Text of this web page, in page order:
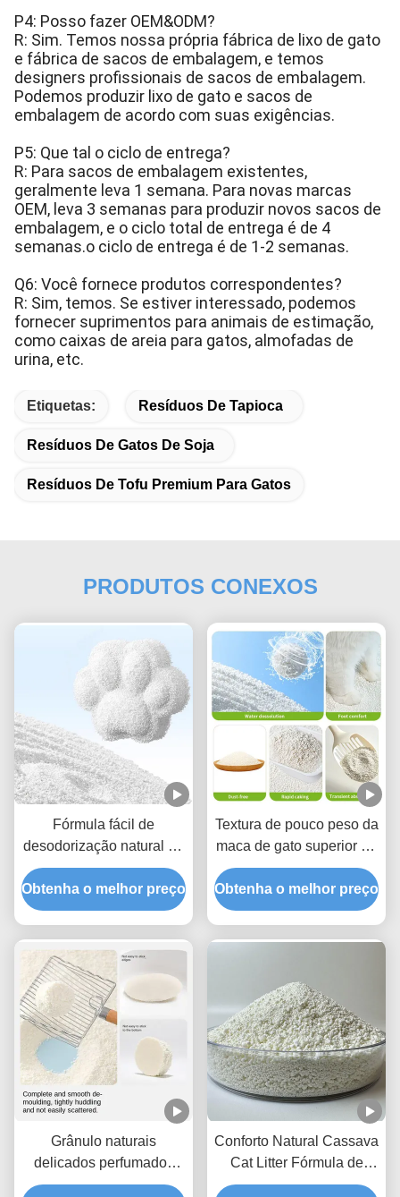
P4: Posso fazer OEM&ODM?
R: Sim. Temos nossa própria fábrica de lixo de gato
e fábrica de sacos de embalagem, e temos
designers profissionais de sacos de embalagem.
Podemos produzir lixo de gato e sacos de
embalagem de acordo com suas exigências.
P5: Que tal o ciclo de entrega?
R: Para sacos de embalagem existentes,
geralmente leva 1 semana. Para novas marcas
OEM, leva 3 semanas para produzir novos sacos de
embalagem, e o ciclo total de entrega é de 4
semanas.o ciclo de entrega é de 1-2 semanas.
Q6: Você fornece produtos correspondentes?
R: Sim, temos. Se estiver interessado, podemos
fornecer suprimentos para animais de estimação,
como caixas de areia para gatos, almofadas de
urina, etc.
Etiquetas: Resíduos De Tapioca
Resíduos De Gatos De Soja
Resíduos De Tofu Premium Para Gatos
PRODUTOS CONEXOS
Fórmula fácil de
desodorização natural da
maca de gato da
mandioca da baixa poeira
super absorvente
Obtenha o melhor preço
Textura de pouco peso da
maca de gato superior da
mandioca do agregado
familiar com capacidade
de aglomeração de ação
Obtenha o melhor preço
Grânulo naturais
delicados perfumados
frescos da maca de gato
Conforto Natural Cassava
Cat Litter Fórmula de
limpeza fácil com